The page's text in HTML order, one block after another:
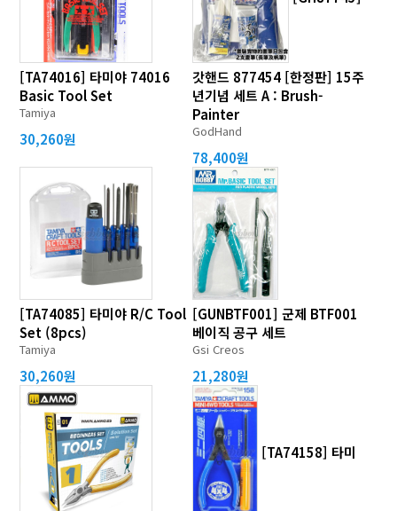
[TA74016] 타미야 74016
Basic Tool Set
Tamiya
30,260원
갓핸드 877454 [한정판] 15주
년기념 세트 A : Brush-
Painter
GodHand
78,400원
[TA74085] 타미야 R/C Tool
Set (8pcs)
Tamiya
30,260원
[GUNBTF001] 군제 BTF001
베이직 공구 세트
Gsi Creos
21,280원
[TA74158] 타미